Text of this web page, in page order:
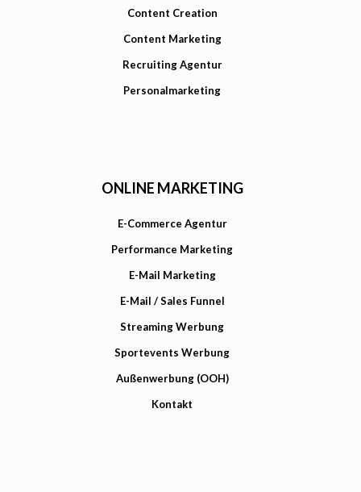
Content Creation
Content Marketing
Recruiting Agentur
Personalmarketing
ONLINE MARKETING
E-Commerce Agentur
Performance Marketing
E-Mail Marketing
E-Mail / Sales Funnel
Streaming Werbung
Sportevents Werbung
Außenwerbung (OOH)
Kontakt